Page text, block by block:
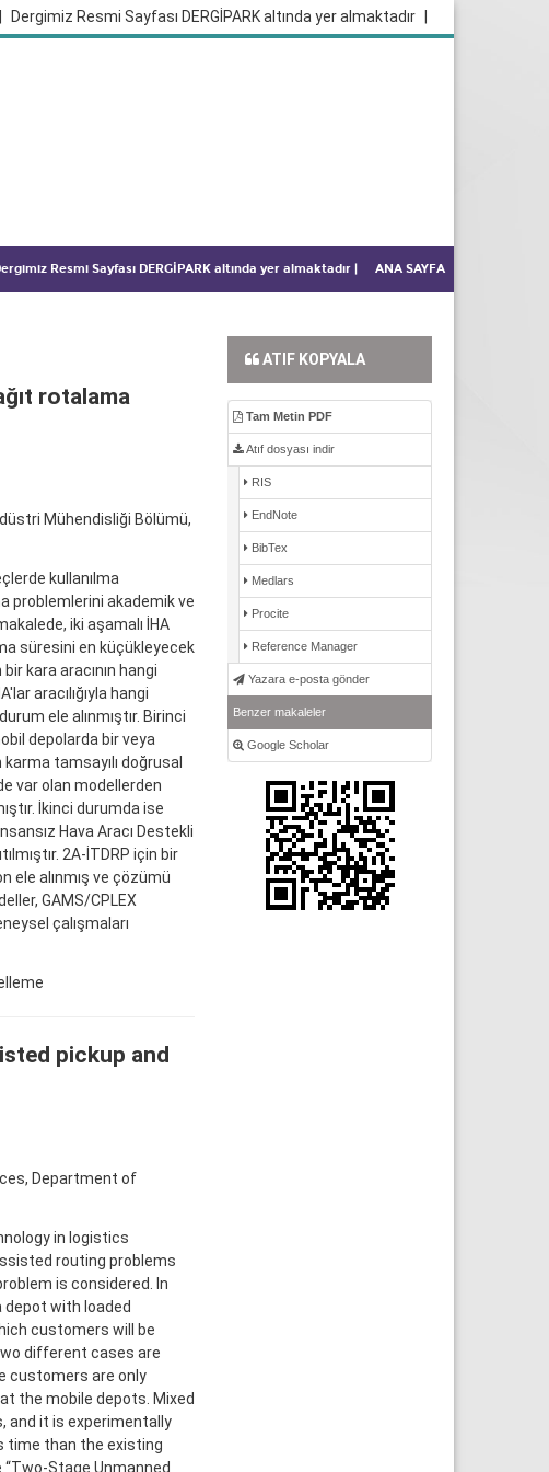
Dergimiz Resmi Sayfası DERGİPARK altında yer almaktadır
Resmi Sayfası DERGİPARK altında yer almaktadır ANA SAYFA
rotalama
Mühendisliği Bölümü,
kullanılma
problemlerini akademik ve
iki aşamalı İHA
süresini en küçükleyecek
kara aracının hangi
aracılığıyla hangi
ele alınmıştır. Birinci
depolarda bir veya
tamsayılı doğrusal
var olan modellerden
İkinci durumda ise
Hava Aracı Destekli
2A-İTDRP için bir
ele alınmış ve çözümü
GAMS/CPLEX
çalışmaları
pickup and
Department of
in logistics
routing problems
is considered. In
with loaded
customers will be
different cases are
customers are only
the mobile depots. Mixed
and it is experimentally
time than the existing
Stage Unmanned
ATIF KOPYALA
Tam Metin PDF
Atıf dosyası indir
RIS
EndNote
BibTex
Medlars
Procite
Reference Manager
Yazara e-posta gönder
Benzer makaleler
Google Scholar